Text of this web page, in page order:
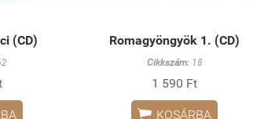
(CD) Romagyöngyök 1. (CD)
Cikkszám:18
1 590 Ft
 KOSÁRBA